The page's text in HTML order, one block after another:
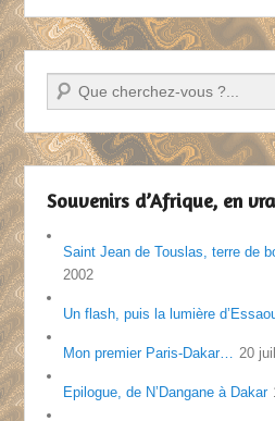
Recherche
Souvenirs d’Afrique, en
Saint Jean de Touslas, terre de
2002
Un flash, puis la lumière
Mon premier Paris-Dakar… 20
Epilogue, de N’Dangane à Dakar